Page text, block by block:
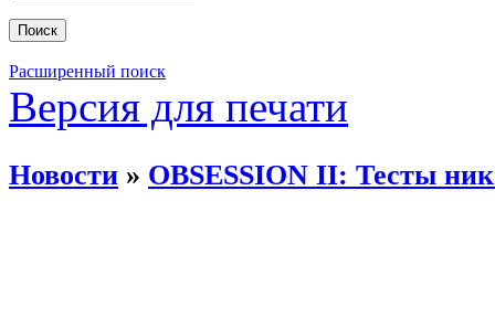
Расширенный поиск
Версия для печати
Новости » OBSESSION II: Тесты